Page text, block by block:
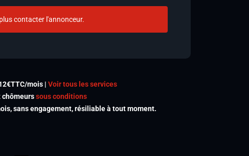
contacter l'annonceur.
mois | Voir tous les services
sous conditions
sans engagement, résiliable à tout moment.